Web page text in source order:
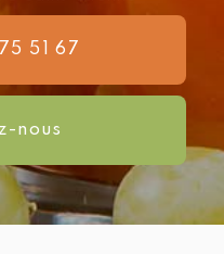
51 67
nous